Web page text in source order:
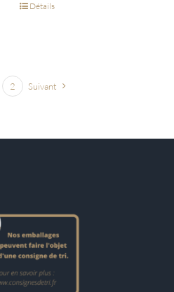
Détails
2 Suivant